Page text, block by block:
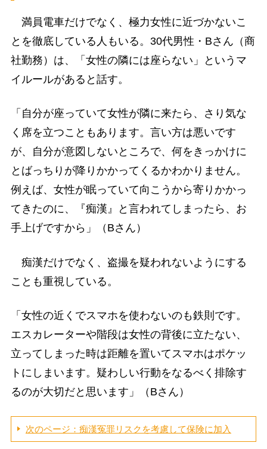
満員電車だけでなく、極力女性に近づかないこ
とを徹底している人もいる。30代男性・Bさん（商
社勤務）は、「女性の隣には座らない」というマ
イルールがあると話す。
「自分が座っていて女性が隣に来たら、さり気な
く席を立つこともあります。言い方は悪いです
が、自分が意図しないところで、何をきっかけに
とばっちりが降りかかってくるかわかりません。
例えば、女性が眠っていて向こうから寄りかかっ
てきたのに、『痴漢』と言われてしまったら、お
手上げですから」（Bさん）
痴漢だけでなく、盗撮を疑われないようにする
ことも重視している。
「女性の近くでスマホを使わないのも鉄則です。
エスカレーターや階段は女性の背後に立たない、
立ってしまった時は距離を置いてスマホはポケッ
トにしまいます。疑わしい行動をなるべく排除す
るのが大切だと思います」（Bさん）
次のページ：痴漢冤罪リスクを考慮して保険に加入